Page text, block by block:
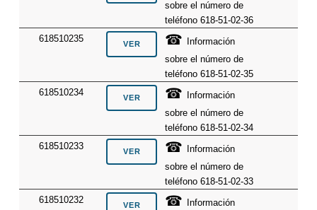
sobre el número de
teléfono 618-51-02-36
618510235
☎
Información
sobre el número de
teléfono 618-51-02-35
618510234
☎
Información
sobre el número de
teléfono 618-51-02-34
618510233
☎
Información
sobre el número de
teléfono 618-51-02-33
618510232
☎
Información